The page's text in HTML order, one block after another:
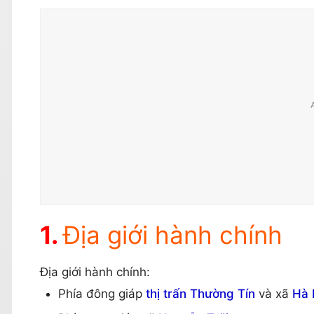
Địa giới hành chính
Địa giới hành chính:
Phía đông giáp thị trấn Thường Tín và xã Hà